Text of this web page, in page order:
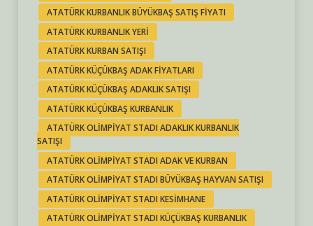
ATATÜRK KURBANLIK BÜYÜKBAŞ SATIŞ FIYATI
ATATÜRK KURBANLIK YERI
ATATÜRK KURBAN SATIŞI
ATATÜRK KÜÇÜKBAŞ ADAK FIYATLARI
ATATÜRK KÜÇÜKBAŞ ADAKLIK SATIŞI
ATATÜRK KÜÇÜKBAŞ KURBANLIK
ATATÜRK OLIMPIYAT STADI ADAKLIK KURBANLIK
SATIŞI
ATATÜRK OLIMPIYAT STADI ADAK VE KURBAN
ATATÜRK OLIMPIYAT STADI BÜYÜKBAŞ HAYVAN SATIŞI
ATATÜRK OLIMPIYAT STADI KESIMHANE
ATATÜRK OLIMPIYAT STADI KÜÇÜKBAŞ KURBANLIK